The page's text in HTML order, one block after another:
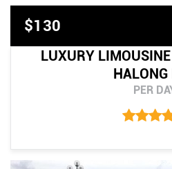
$130
LUXURY
HALONG
PER